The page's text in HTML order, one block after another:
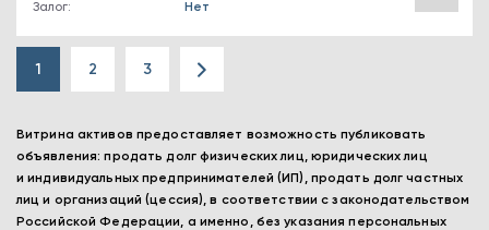
Залог:
Нет
1 2 3
Витрина активов предоставляет возможность публиковать
объявления: продать долг физических лиц, юридических лиц
и индивидуальных предпринимателей (ИП), продать долг частных
лиц и организаций (цессия), в соответствии с законодательством
Российской Федерации, а именно, без указания персональных